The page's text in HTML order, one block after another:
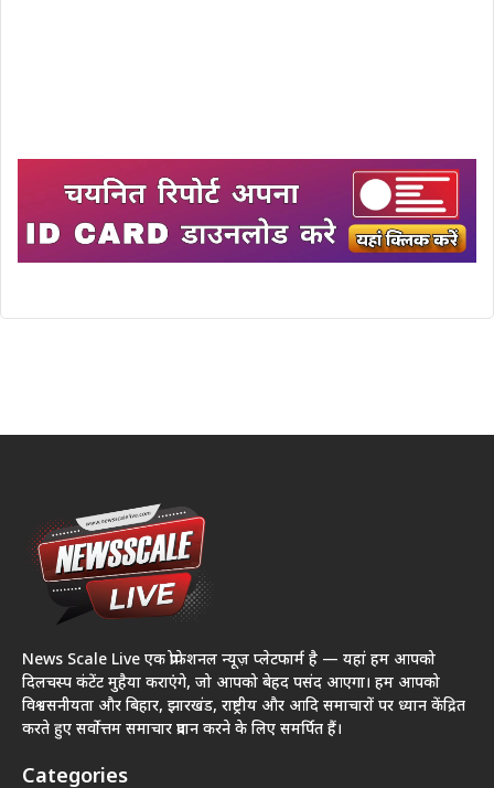
News Scale Live एक प्रोफेशनल न्यूज़ प्लेटफार्म है — यहां हम आपको
दिलचस्प कंटेंट मुहैया कराएंगे, जो आपको बेहद पसंद आएगा। हम आपको
विश्वसनीयता और बिहार, झारखंड, राष्ट्रीय और आदि समाचारों पर ध्यान केंद्रित
करते हुए सर्वोत्तम समाचार प्रदान करने के लिए समर्पित हैं।
Categories